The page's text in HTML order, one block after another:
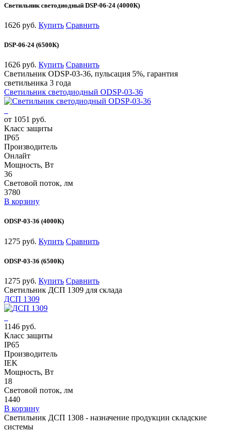
Светильник светодиодный DSP-06-24 (4000К)
1626 руб. Купить Сравнить
DSP-06-24 (6500К)
1626 руб. Купить Сравнить
Светильник ODSP-03-36, пульсация 5%, гарантия
светильника 3 года
Светильник светодиодный ODSP-03-36
от 1051 руб.
Класс защиты
IP65
Производитель
Онлайт
Мощность, Вт
36
Световой поток, лм
3780
В корзину
ODSP-03-36 (4000К)
1275 руб. Купить Сравнить
ODSP-03-36 (6500К)
1275 руб. Купить Сравнить
Светильник ДСП 1309 для склада
ДСП 1309
1146 руб.
Класс защиты
IP65
Производитель
IEK
Мощность, Вт
18
Световой поток, лм
1440
В корзину
Светильник ДСП 1308 - назначение продукции складские
системы